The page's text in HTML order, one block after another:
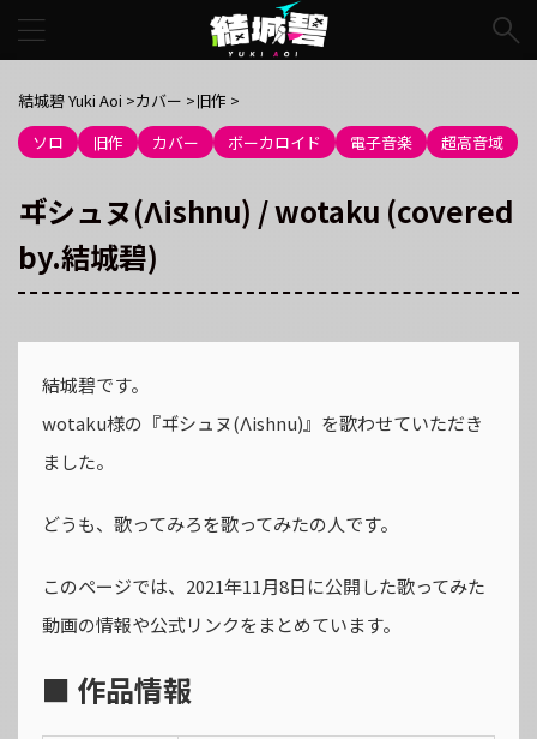
結城碧 Yuki Aoi >カバー >旧作 >
ソロ
旧作 カバー ボーカロイド 電子音楽 超高音域
ヸシュヌ(Λishnu) / wotaku (covered
by.結城碧)
結城碧です。
wotaku様の『ヸシュヌ(Λishnu)』を歌わせていただき
ました。
どうも、歌ってみろを歌ってみたの人です。
このページでは、2021年11月8日に公開した歌ってみた
動画の情報や公式リンクをまとめています。
■ 作品情報